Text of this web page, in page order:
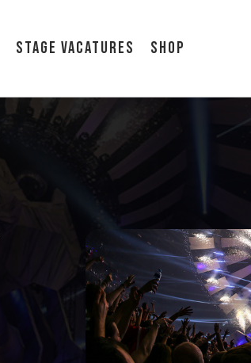
Stage vacatures Shop